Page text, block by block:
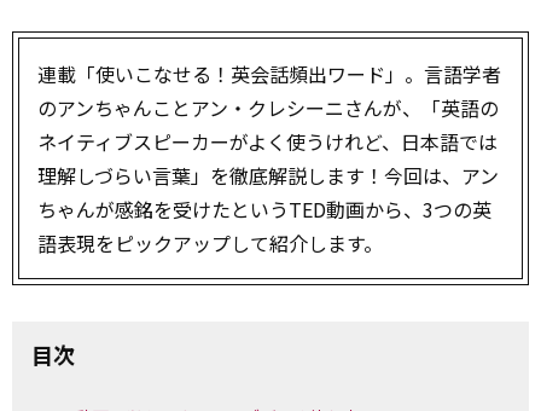
連載「使いこなせる！英会話頻出ワード」。言語学者
のアンちゃんことアン・クレシーニさんが、「英語の
ネイティブスピーカーがよく使うけれど、日本語では
理解しづらい言葉」を徹底解説します！今回は、アン
ちゃんが感銘を受けたというTED動画から、3つの英
語表現をピックアップして紹介します。
目次